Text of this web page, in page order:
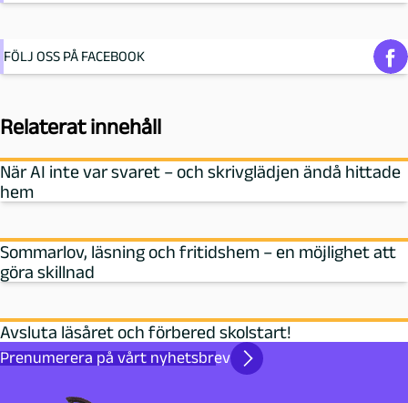
FÖLJ OSS PÅ FACEBOOK
Relaterat innehåll
När AI inte var svaret – och skrivglädjen ändå hittade
hem
Sommarlov, läsning och fritidshem – en möjlighet att
göra skillnad
Avsluta läsåret och förbered skolstart!
Prenumerera på vårt nyhetsbrev